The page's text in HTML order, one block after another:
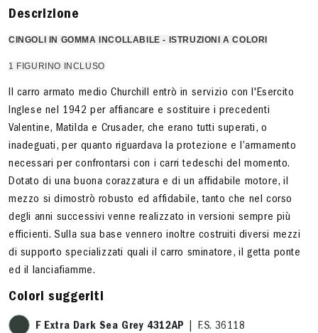
Descrizione
CINGOLI IN GOMMA INCOLLABILE - ISTRUZIONI A COLORI
1 FIGURINO INCLUSO
Il carro armato medio Churchill entrò in servizio con l'Esercito
Inglese nel 1942 per affiancare e sostituire i precedenti
Valentine, Matilda e Crusader, che erano tutti superati, o
inadeguati, per quanto riguardava la protezione e l’armamento
necessari per confrontarsi con i carri tedeschi del momento.
Dotato di una buona corazzatura e di un affidabile motore, il
mezzo si dimostrò robusto ed affidabile, tanto che nel corso
degli anni successivi venne realizzato in versioni sempre più
efficienti. Sulla sua base vennero inoltre costruiti diversi mezzi
di supporto specializzati quali il carro sminatore, il getta ponte
ed il lanciafiamme.
Colori suggeriti
F Extra Dark Sea Grey 4312AP | F.S. 36118